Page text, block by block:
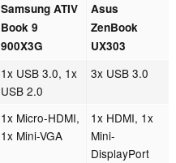
Samsung ATIV
Book 9
900X3G
Asus
ZenBook
UX303
1x USB 3.0, 1x
USB 2.0
3x USB 3.0
1x Micro-HDMI,
1x Mini-VGA
1x HDMI, 1x
Mini-
DisplayPort